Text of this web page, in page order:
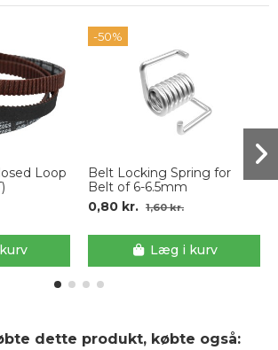
Loop
-50%
Belt Locking Spring for
Belt of 6-6.5mm
0,80 kr. 1,60 kr.
Læg i kurv
dette produkt, købte også: